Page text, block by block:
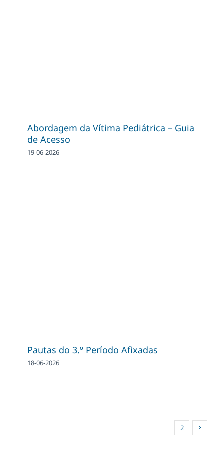
Abordagem da Vítima Pediátrica – Guia
de Acesso
19-06-2026
Pautas do 3.º Período Afixadas
18-06-2026
2